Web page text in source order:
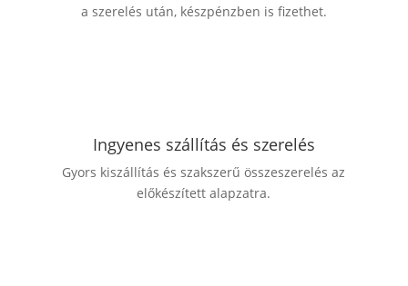
a szerelés után, készpénzben is fizethet.
Ingyenes szállítás és szerelés
Gyors kiszállítás és szakszerű összeszerelés az
előkészített alapzatra.